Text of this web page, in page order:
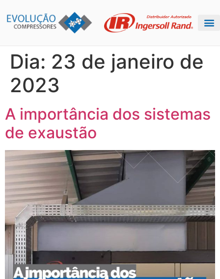
Dia: 23 de janeiro de
2023
A importância dos sistemas
de exaustão